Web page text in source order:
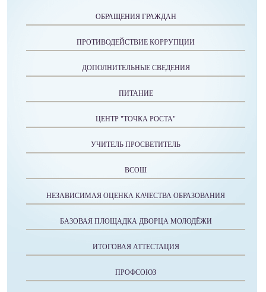
ОБРАЩЕНИЯ ГРАЖДАН
ПРОТИВОДЕЙСТВИЕ КОРРУПЦИИ
ДОПОЛНИТЕЛЬНЫЕ СВЕДЕНИЯ
ПИТАНИЕ
ЦЕНТР "ТОЧКА РОСТА"
УЧИТЕЛЬ ПРОСВЕТИТЕЛЬ
ВСОШ
НЕЗАВИСИМАЯ ОЦЕНКА КАЧЕСТВА ОБРАЗОВАНИЯ
БАЗОВАЯ ПЛОЩАДКА ДВОРЦА МОЛОДЁЖИ
ИТОГОВАЯ АТТЕСТАЦИЯ
ПРОФСОЮЗ